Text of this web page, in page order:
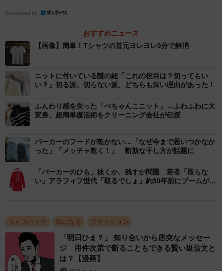
お気に入りのTシャツを長くきれいに着るためにも知ってお
くだけで心強いのではないでしょうか。
▽出典：宅配クリーニングのリネット公式インスタグラム
／おうちで簡単！首元のヨレヨレ3分で復活
https://www.instagram.com/p/DCtDns3Sl3U/
Sponsored by
おすすめニュース
【画像】簡単！Tシャツの首元ヨレヨレ3分で解消
ニットに付いている謎の紐「これの役目は？切ってもい
い？」切る派、切らない派、どちらも深い理由があった！
ふんわり感を失った「ぺちゃんこニット」→ふわふわに大
変身、超簡単復活術をクリーニング会社が伝授
パーカーのフードが乾かない…「なぜ今まで思いつかなか
った」「メッチャ乾く！」 斬新な干し方が話題に
「パーカーのひも」抜くか、残すか問題 若者「取らな
い」アラフィフ世代「取るでしょ」約30年前にブームがあ
ライフハック 気になる ファッション
「明日ひま？」 知り合いから唐突なメッセー
ジ 用件次第で断ることもできる賢い返信文と
は？【漫画】